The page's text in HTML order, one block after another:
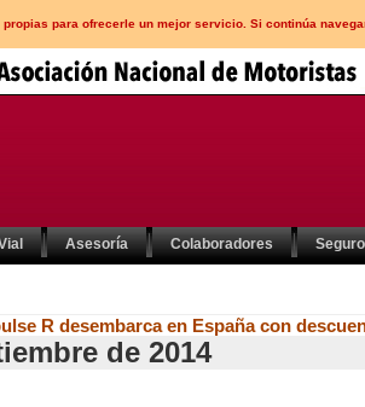
para ofrecerle un mejor servicio. Si continúa
Asesoría Colaboradores
R desembarca en España con
de 2014